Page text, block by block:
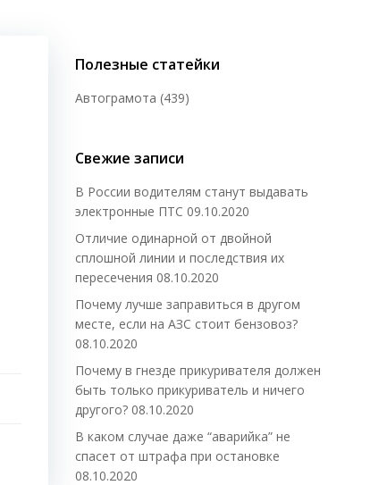
Полезные статейки
Автограмота (439)
Свежие записи
В России водителям станут выдавать
электронные ПТС 09.10.2020
Отличие одинарной от двойной
сплошной линии и последствия их
пересечения 08.10.2020
Почему лучше заправиться в другом
месте, если на АЗС стоит бензовоз?
08.10.2020
Почему в гнезде прикуривателя должен
быть только прикуриватель и ничего
другого? 08.10.2020
В каком случае даже “аварийка” не
спасет от штрафа при остановке
08.10.2020